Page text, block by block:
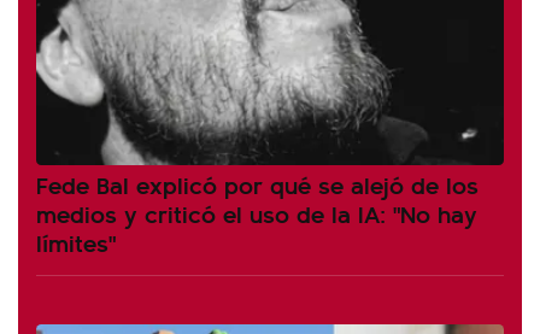
Fede Bal explicó por qué se alejó de los
medios y criticó el uso de la IA: "No hay
límites"